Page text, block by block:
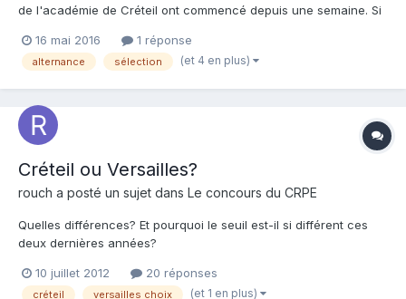
de l'académie de Créteil ont commencé depuis une semaine. Si
d'entrée... est ce que les étudiants de Livry-Gargan qui l'ont
passé l'année dernière peuvent nous dire...
16 mai 2016 1 réponse
alternance sélection (et 4 en plus)
Créteil ou Versailles?
rouch a posté un sujet dans Le concours du CRPE
Quelles différences? Et pourquoi le seuil est-il si différent ces
deux dernières années?
10 juillet 2012 20 réponses
créteil versailles choix (et 1 en plus)